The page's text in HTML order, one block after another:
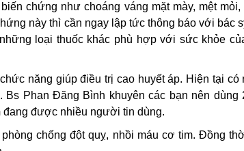
chứng như choáng váng mặt mày, mệt
này thì cần ngay lập tức thông báo với bác
loại thuốc khác phù hợp với sức khỏe
năng giúp điều trị cao huyết áp. Hiện tại có
Phan Đăng Bình khuyên các bạn nên dùng
đang được nhiều người tin dùng.
chống đột quỵ, nhồi máu cơ tim. Đồng